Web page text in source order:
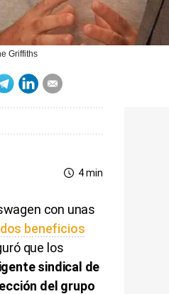
Griffiths
4 min
con unas
beneficios
que los
sindical de
del grupo